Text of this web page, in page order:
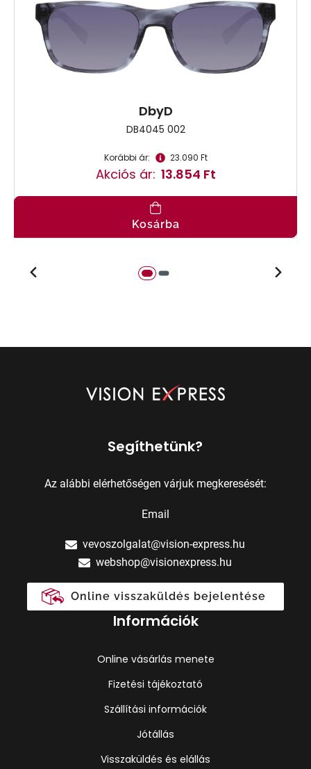
DbyD
DB4045 002
Korábbi ár: 23.090 Ft
Akciós ár: 13.854 Ft
Kosárba
Segíthetünk?
Az alábbi elérhetőségen várjuk megkeresését:
Email
vevoszolgalat@vision-express.hu
webshop@visionexpress.hu
Online visszaküldés bejelentése
Információk
Online vásárlás menete
Fizetési tájékoztató
Szállítási információk
Jótállás
Visszaküldés és elállás